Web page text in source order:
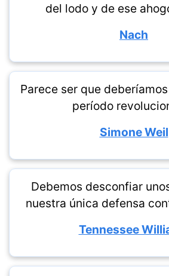
del lodo y de ese
Nach
Parece ser que
período
Simone Weil
Debemos desconfiar
nuestra única defensa
Tennessee